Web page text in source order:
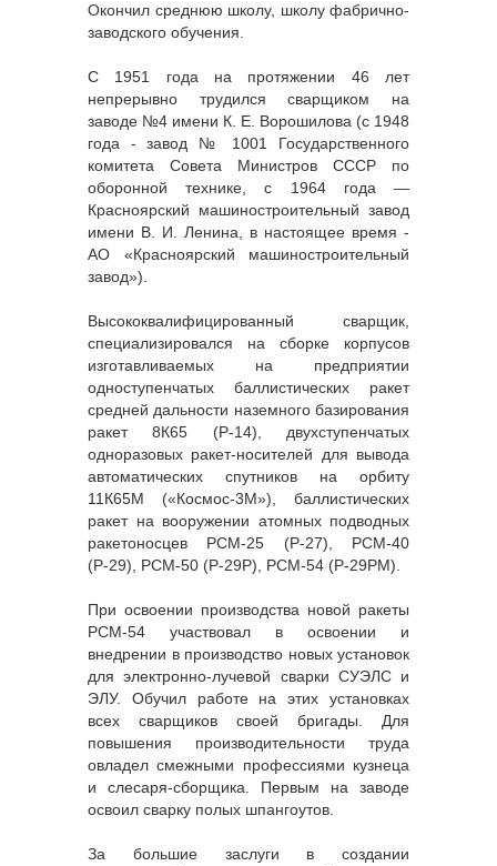
Окончил среднюю школу, школу фабрично-
заводского обучения.
С 1951 года на протяжении 46 лет
непрерывно трудился сварщиком на
заводе №4 имени К. Е. Ворошилова (с 1948
года - завод № 1001 Государственного
комитета Совета Министров СССР по
оборонной технике, с 1964 года —
Красноярский машиностроительный завод
имени В. И. Ленина, в настоящее время -
АО «Красноярский машиностроительный
завод»).
Высококвалифицированный сварщик,
специализировался на сборке корпусов
изготавливаемых на предприятии
одноступенчатых баллистических ракет
средней дальности наземного базирования
ракет 8К65 (Р-14), двухступенчатых
одноразовых ракет-носителей для вывода
автоматических спутников на орбиту
11К65М («Космос-3М»), баллистических
ракет на вооружении атомных подводных
ракетоносцев РСМ-25 (Р-27), РСМ-40
(Р-29), РСМ-50 (Р-29Р), РСМ-54 (Р-29РМ).
При освоении производства новой ракеты
РСМ-54 участвовал в освоении и
внедрении в производство новых установок
для электронно-лучевой сварки СУЭЛС и
ЭЛУ. Обучил работе на этих установках
всех сварщиков своей бригады. Для
повышения производительности труда
овладел смежными профессиями кузнеца
и слесаря-сборщика. Первым на заводе
освоил сварку полых шпангоутов.
За большие заслуги в создании